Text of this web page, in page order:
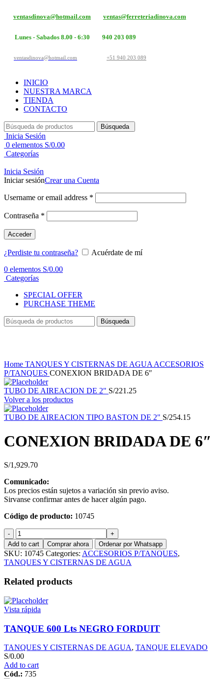
ventasdinova@hotmail.com ventas@ferreteriadinova.com
Lunes - Sabados 8.00 - 6:30 940 203 089
ventasdinova@hotmail.com +51 940 203 089
INICIO
NUESTRA MARCA
TIENDA
CONTACTO
Búsqueda
Inicia Sesión
0 elementos S/0.00
Categorías
Inicia Sesión
Iniciar sesiónCrear una Cuenta
Username or email address *
Contraseña *
Acceder
¿Perdiste tu contraseña?
Acuérdate de mí
0 elementos S/0.00
Categorías
SPECIAL OFFER
PURCHASE THEME
Búsqueda
Home TANQUES Y CISTERNAS DE AGUA ACCESORIOS
P/TANQUES CONEXION BRIDADA DE 6″
TUBO DE AIREACION DE 2" S/221.25
Volver a los productos
TUBO DE AIREACION TIPO BASTON DE 2" S/254.15
CONEXION BRIDADA DE 6″
S/1,929.70
Comunicado:
Los precios están sujetos a variación sin previo aviso.
Sirvanse confirmar antes de hacer algún pago.
Código de producto: 10745
CONEXION
BRIDADA
DE
6"
quantity
Add to cart Comprar ahora Ordenar por Whatsapp
SKU: 10745 Categories: ACCESORIOS P/TANQUES,
TANQUES Y CISTERNAS DE AGUA
Related products
Vista rápida
TANQUE 600 Lts NEGRO FORDUIT
TANQUES Y CISTERNAS DE AGUA, TANQUE ELEVADO
S/0.00
Add to cart
Cód.: 735